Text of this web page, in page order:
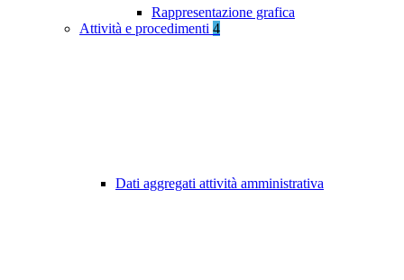
Rappresentazione grafica
Attività e procedimenti 4
Dati aggregati attività amministrativa